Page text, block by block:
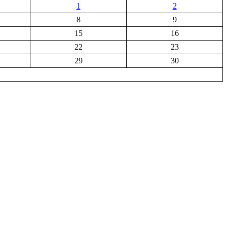
1
2
8
9
15
16
22
23
29
30